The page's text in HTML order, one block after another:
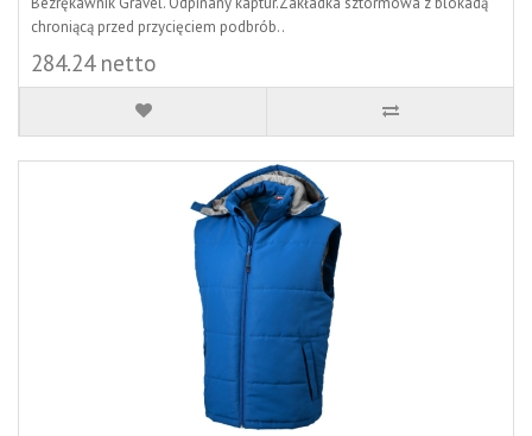
chroniącą przed przycięciem podbrób..
284.24 netto